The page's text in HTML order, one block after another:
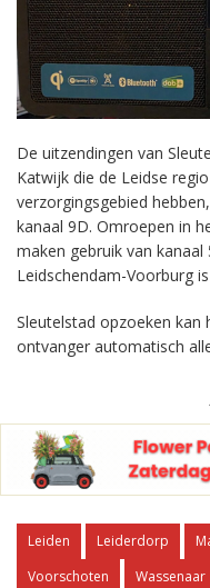
De uitzendingen van
Katwijk die de Leidse
verzorgingsgebied
kanaal 9D. Omroepen in
maken gebruik van
Leidschendam-Voorburg
Sleutelstad opzoeken
ontvanger automatisch
Leiden Leiderdorp
Voorschoten
Wassenaar